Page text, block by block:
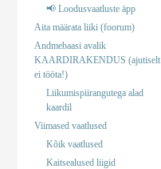
📢 Loodusvaatluste äpp
Aita määrata liiki (foorum)
Andmebaasi avalik
KAARDIRAKENDUS (ajutiselt
ei tööta!)
Liikumispiirangutega alad
kaardil
Viimased vaatlused
Kõik vaatlused
Kaitsealused liigid